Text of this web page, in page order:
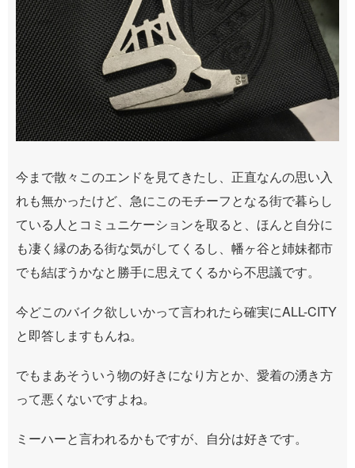
今まで散々このエンドを見てきたし、正直なんの思い入
れも無かったけど、急にこのモチーフとなる街で暮らし
ている人とコミュニケーションを取ると、ほんと自分に
も凄く縁のある街な気がしてくるし、幡ヶ谷と姉妹都市
でも結ぼうかなと勝手に思えてくるから不思議です。
今どこのバイク欲しいかって言われたら確実にALL-CITY
と即答しますもんね。
でもまあそういう物の好きになり方とか、愛着の湧き方
って悪くないですよね。
ミーハーと言われるかもですが、自分は好きです。